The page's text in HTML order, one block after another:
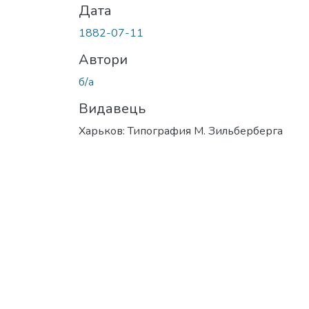
Дата
1882-07-11
Автори
б/а
Видавець
Харьков: Типография М. Зильберберга